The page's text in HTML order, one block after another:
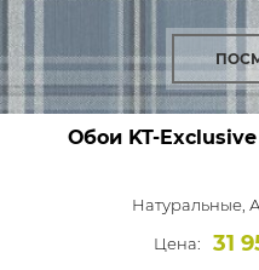
Обои KT-
Натуральные,
Цена:
31